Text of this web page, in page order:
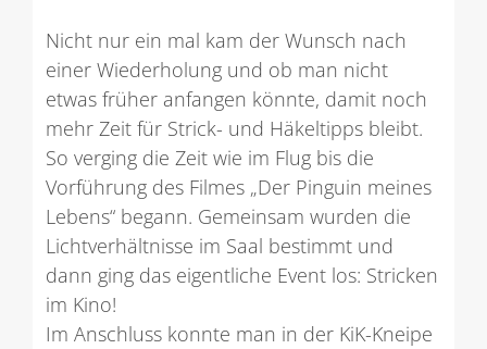
Nicht nur ein mal kam der Wunsch nach
einer Wiederholung und ob man nicht
etwas früher anfangen könnte, damit noch
mehr Zeit für Strick- und Häkeltipps bleibt.
So verging die Zeit wie im Flug bis die
Vorführung des Filmes „Der Pinguin meines
Lebens“ begann. Gemeinsam wurden die
Lichtverhältnisse im Saal bestimmt und
dann ging das eigentliche Event los: Stricken
im Kino!
Im Anschluss konnte man in der KiK-Kneipe